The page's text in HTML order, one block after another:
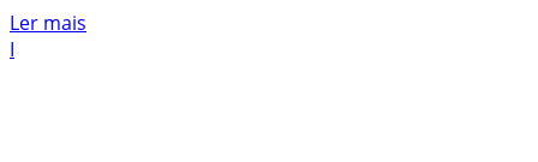
Ler mais
I